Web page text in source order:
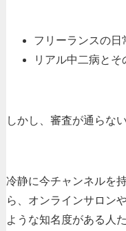
フリーランスの日
リアル中二病と
しかし、審査が通らな
冷静に今チャンネルを
ら、オンラインサロン
ような知名度がある人